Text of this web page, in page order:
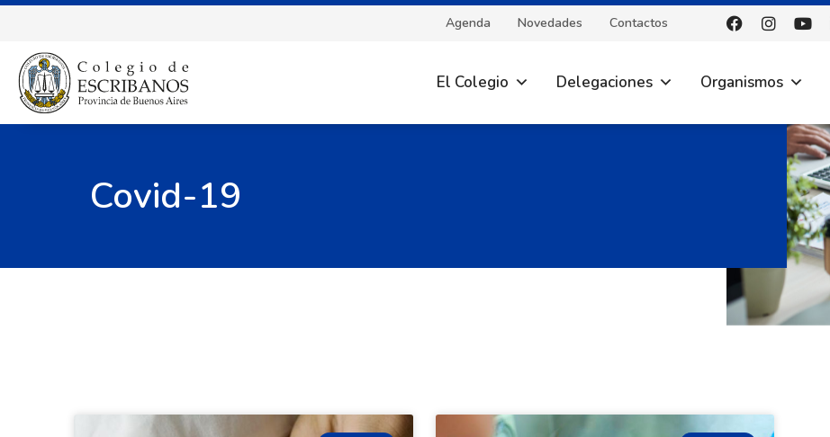
Agenda Novedades Contactos
El Colegio Delegaciones Organismos
Covid-19